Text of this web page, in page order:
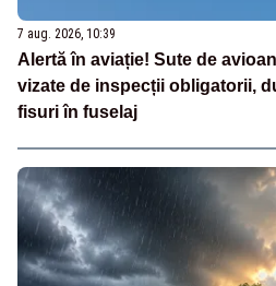
7 aug. 2026, 10:39
Alertă în aviație! Sute de
vizate de inspecții obligatorii,
fisuri în fuselaj